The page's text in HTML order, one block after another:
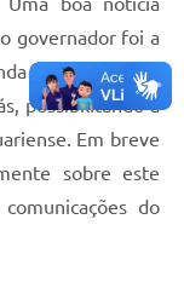
governador foi a
de etanol pela
possibilitando a
Em breve
sobre este
do